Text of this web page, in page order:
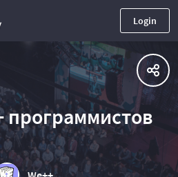
Login
программистов